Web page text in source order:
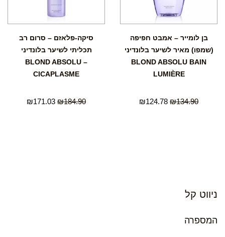
בן לומייר – אמבט חפיפה
(שמפו) מאיר לשיער בלונדיני
BLOND ABSOLU BAIN
LUMIÈRE
₪134.90
₪124.78
סיקה-פלאזם – סרום רב
תכליתי לשיער בלונדיני
BLOND ABSOLU –
CICAPLASME
₪184.90
₪171.03
ניווט קל
המספרה